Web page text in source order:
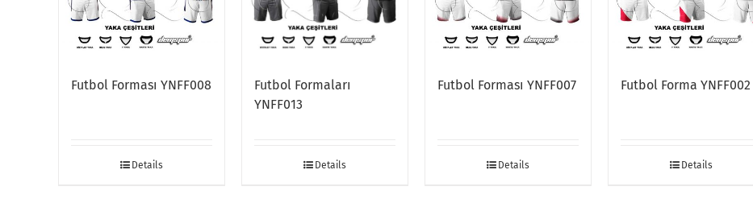
Futbol Forması YNFF008
Details
Futbol Formaları
YNFF013
Details
Futbol Forması YNFF007
Details
Futbol Forma YNFF002
Details